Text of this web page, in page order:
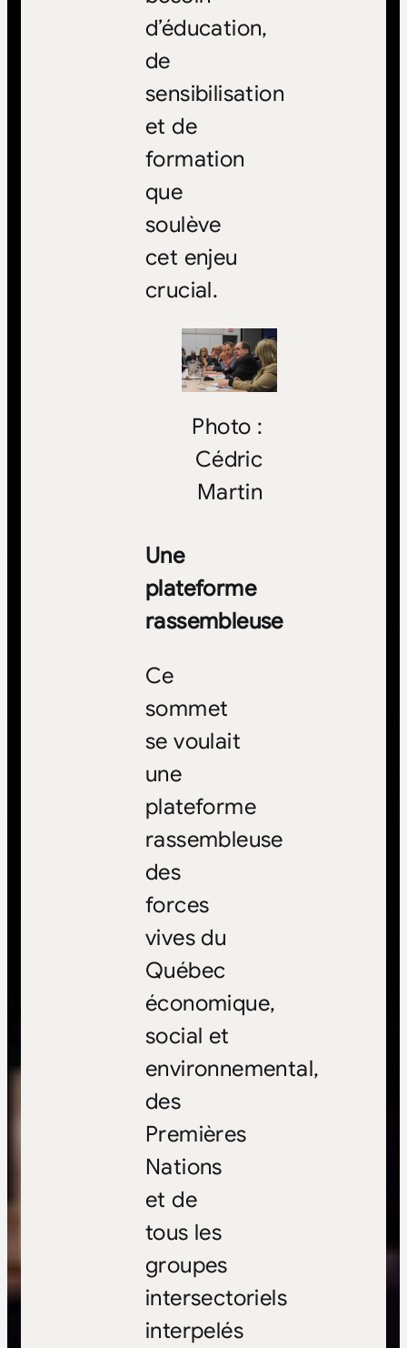
d’éducation,
de
sensibilisation
et de
formation
que
soulève
cet enjeu
crucial.
Photo :
Cédric
Martin
Une
plateforme
rassembleuse
Ce
sommet
se voulait
une
plateforme
rassembleuse
des
forces
vives du
Québec
économique,
social et
environnemental,
des
Premières
Nations
et de
tous les
groupes
intersectoriels
interpelés